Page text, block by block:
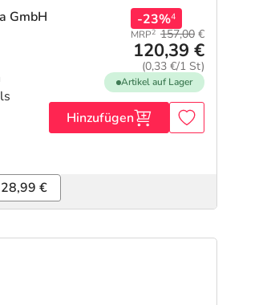
GmbH
MRP2 157,00 €
120,39 €
(0,33 €/1 St)
-23%4
Artikel auf Lager
Hinzufügen
€